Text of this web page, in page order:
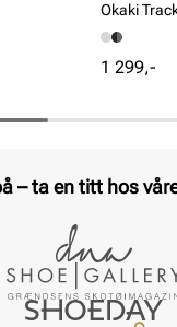
Okaki
Pris
1 299,-
– ta en titt hos